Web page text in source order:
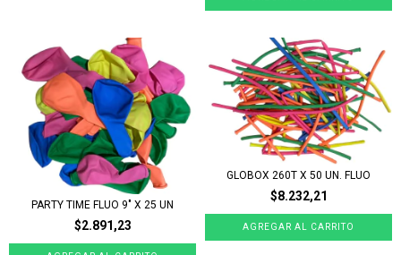
PARTY TIME FLUO 9" X 25 UN
$2.891,23
GLOBOX 260T X 50 UN. FLUO
$8.232,21